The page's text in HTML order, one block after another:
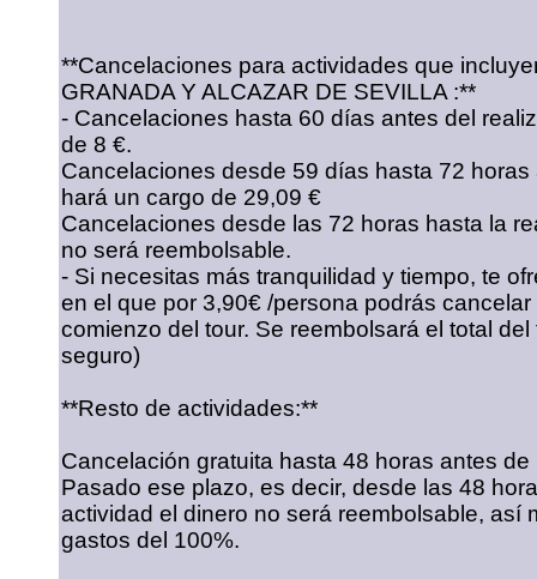
**Cancelaciones para actividades que
GRANADA Y ALCAZAR DE SEVILLA :**
- Cancelaciones hasta 60 días antes del
de 8 €.
Cancelaciones desde 59 días hasta 72
hará un cargo de 29,09 €
Cancelaciones desde las 72 horas hasta la
no será reembolsable.
- Si necesitas más tranquilidad y tiempo, te
en el que por 3,90€ /persona podrás
comienzo del tour. Se reembolsará el total
seguro)
**Resto de actividades:**
Cancelación gratuita hasta 48 horas antes
Pasado ese plazo, es decir, desde las 48
actividad el dinero no será reembolsable, así
gastos del 100%.